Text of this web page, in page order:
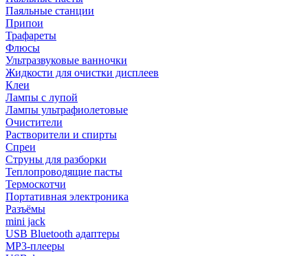
Паяльные станции
Припои
Трафареты
Флюсы
Ультразвуковые ванночки
Жидкости для очистки дисплеев
Клеи
Лампы с лупой
Лампы ультрафиолетовые
Очистители
Растворители и спирты
Спреи
Струны для разборки
Теплопроводящие пасты
Термоскотчи
Портативная электроника
Разъёмы
mini jack
USB Bluetooth адаптеры
MP3-плееры